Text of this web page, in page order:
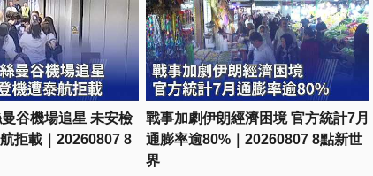
谷機場追星 未安檢
拒載｜20260807 8
戰事加劇伊朗經濟困境 官方統計7月
通膨率逾80%｜20260807 8點新世
界